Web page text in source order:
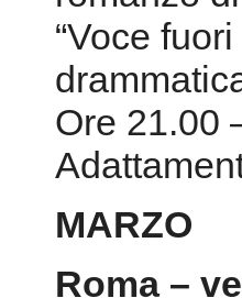
MARZO
Roma –
• Teatro
Tel.06/
Ore 20.40
una